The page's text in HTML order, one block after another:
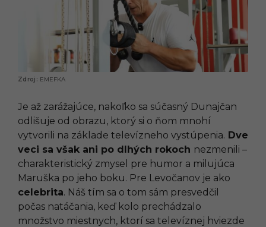
EMEFKA
Je až zarážajúce, nakoľko sa súčasný Dunajčan
odlišuje od obrazu, ktorý si o ňom mnohí
vytvorili na základe televízneho vystúpenia. Dve
veci sa však ani po dlhých rokoch nezmenili –
charakteristický zmysel pre humor a milujúca
Maruška po jeho boku. Pre Levočanov je ako
celebrita. Náš tím sa o tom sám presvedčil
počas natáčania, keď kolo prechádzalo
množstvo miestnych, ktorí sa televíznej hviezde